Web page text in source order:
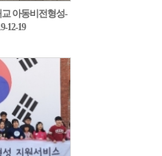
교 아동비전형성-
한글박물관3
12-19